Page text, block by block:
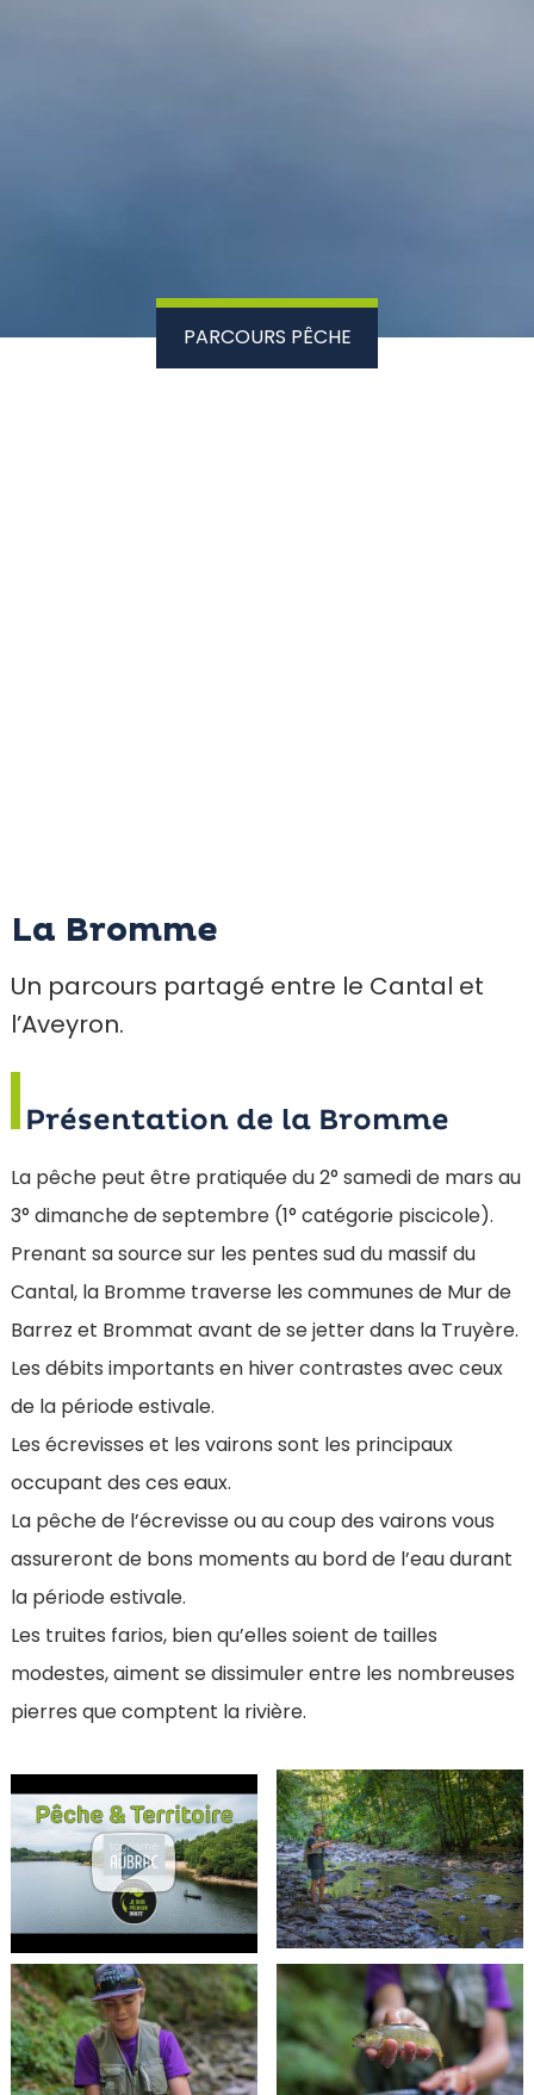
PARCOURS PÊCHE
La Bromme
Un parcours partagé entre le Cantal et
l’Aveyron.
Présentation de la Bromme
La pêche peut être pratiquée du 2° samedi de mars au
3° dimanche de septembre (1° catégorie piscicole).
Prenant sa source sur les pentes sud du massif du
Cantal, la Bromme traverse les communes de Mur de
Barrez et Brommat avant de se jetter dans la Truyère.
Les débits importants en hiver contrastes avec ceux
de la période estivale.
Les écrevisses et les vairons sont les principaux
occupant des ces eaux.
La pêche de l’écrevisse ou au coup des vairons vous
assureront de bons moments au bord de l’eau durant
la période estivale.
Les truites farios, bien qu’elles soient de tailles
modestes, aiment se dissimuler entre les nombreuses
pierres que comptent la rivière.